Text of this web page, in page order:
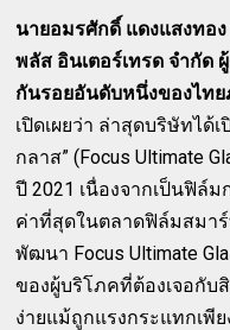
นายอมรศักดิ์ แดงแสงทอ
พลัส อินเตอร์เทรด จำกัด
กันรอยอันดับหนึ่งของไทย
เปิดเผยว่า ล่าสุดบริษัทไ
กลาส” (Focus Ultimate
ปี 2021 เนื่องจากเป็นฟิล์
ค่าที่สุดในตลาดฟิล์มสมา
พัฒนา Focus Ultimate
ของผู้บริโภคที่ต้องเจอกั
ง่ายแม้ถูกแรงกระแทกเพี